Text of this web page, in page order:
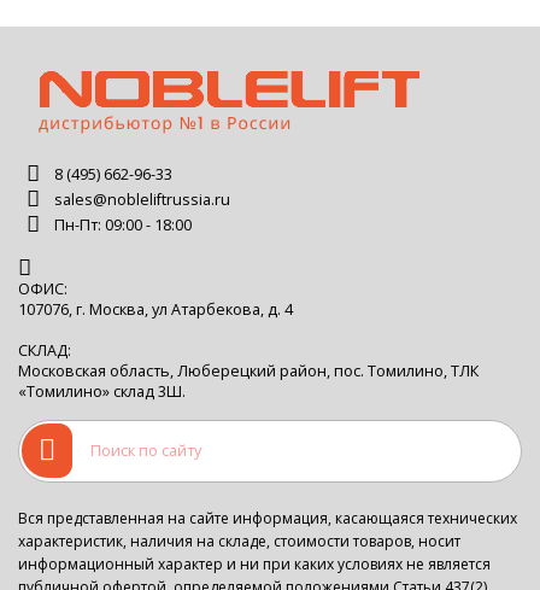
8 (495) 662-96-33
sales@nobleliftrussia.ru
Пн-Пт: 09:00 - 18:00
ОФИС:
107076, г. Москва, ул Атарбекова, д. 4
СКЛАД:
Московская область, Люберецкий район, пос. Томилино, ТЛК
«Томилино» склад 3Ш.
Вся представленная на сайте информация, касающаяся технических
характеристик, наличия на складе, стоимости товаров, носит
информационный характер и ни при каких условиях не является